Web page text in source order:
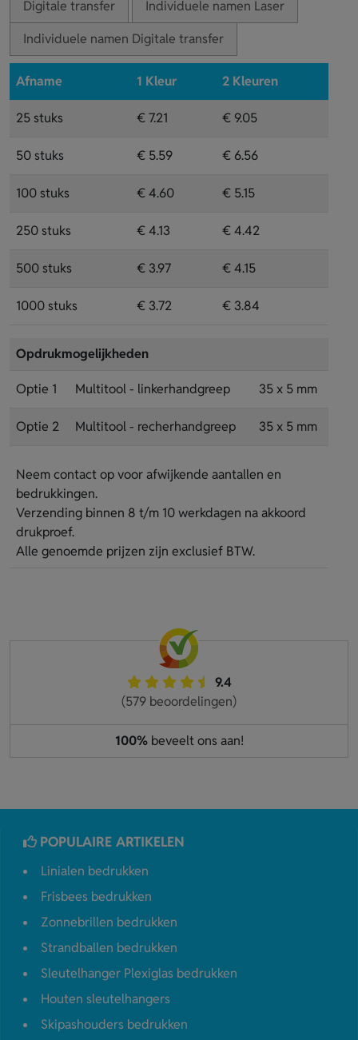
Digitale transfer
Individuele namen Laser
Individuele namen Digitale transfer
Afname 1 Kleur 2 Kleuren
25 stuks € 7.21 € 9.05
50 stuks € 5.59 € 6.56
100 stuks € 4.60 € 5.15
250 stuks € 4.13 € 4.42
500 stuks € 3.97 € 4.15
1000 stuks € 3.72 € 3.84
Opdrukmogelijkheden
Optie 1 Multitool - linkerhandgreep 35 x 5 mm
Optie 2 Multitool - recherhandgreep 35 x 5 mm
Neem contact op voor afwijkende aantallen en
bedrukkingen.
Verzending binnen 8 t/m 10 werkdagen na akkoord
drukproef.
Alle genoemde prijzen zijn exclusief BTW.
9.4
(579 beoordelingen)
100%beveelt ons aan!
POPULAIRE ARTIKELEN
Linialen bedrukken
Frisbees bedrukken
Zonnebrillen bedrukken
Strandballen bedrukken
Sleutelhanger Plexiglas bedrukken
Houten sleutelhangers
Skipashouders bedrukken